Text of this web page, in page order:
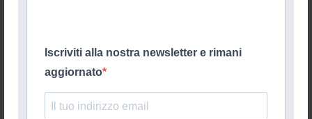
Iscriviti alla nostra newsletter e rimani
aggiornato